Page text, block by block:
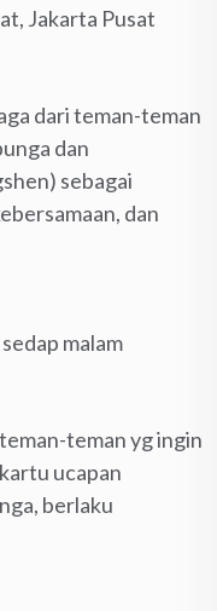
Jakarta Pusat
dari teman-teman
dan
sebagai
dan
malam
teman yg ingin
ucapan
berlaku